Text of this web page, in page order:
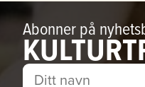
Abonner på